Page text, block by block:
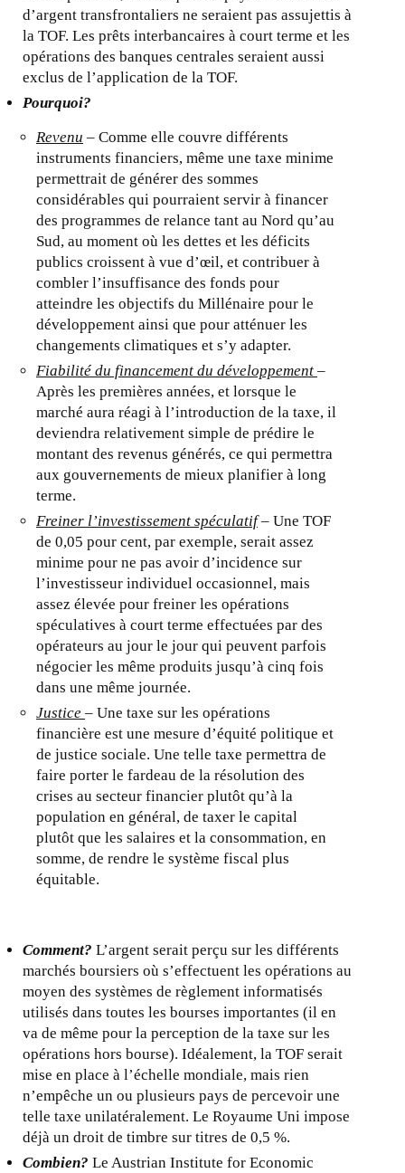
d’argent transfrontaliers ne seraient pas assujettis à
la TOF. Les prêts interbancaires à court terme et les
opérations des banques centrales seraient aussi
exclus de l’application de la TOF.
Pourquoi?
Revenu – Comme elle couvre différents
instruments financiers, même une taxe minime
permettrait de générer des sommes
considérables qui pourraient servir à financer
des programmes de relance tant au Nord qu’au
Sud, au moment où les dettes et les déficits
publics croissent à vue d’œil, et contribuer à
combler l’insuffisance des fonds pour
atteindre les objectifs du Millénaire pour le
développement ainsi que pour atténuer les
changements climatiques et s’y adapter.
Fiabilité du financement du développement –
Après les premières années, et lorsque le
marché aura réagi à l’introduction de la taxe, il
deviendra relativement simple de prédire le
montant des revenus générés, ce qui permettra
aux gouvernements de mieux planifier à long
terme.
Freiner l’investissement spéculatif– Une TOF
de 0,05 pour cent, par exemple, serait assez
minime pour ne pas avoir d’incidence sur
l’investisseur individuel occasionnel, mais
assez élevée pour freiner les opérations
spéculatives à court terme effectuées par des
opérateurs au jour le jour qui peuvent parfois
négocier les même produits jusqu’à cinq fois
dans une même journée.
Justice – Une taxe sur les opérations
financière est une mesure d’équité politique et
de justice sociale. Une telle taxe permettra de
faire porter le fardeau de la résolution des
crises au secteur financier plutôt qu’à la
population en général, de taxer le capital
plutôt que les salaires et la consommation, en
somme, de rendre le système fiscal plus
équitable.
Comment? L’argent serait perçu sur les différents
marchés boursiers où s’effectuent les opérations au
moyen des systèmes de règlement informatisés
utilisés dans toutes les bourses importantes (il en
va de même pour la perception de la taxe sur les
opérations hors bourse). Idéalement, la TOF serait
mise en place à l’échelle mondiale, mais rien
n’empêche un ou plusieurs pays de percevoir une
telle taxe unilatéralement. Le Royaume Uni impose
déjà un droit de timbre sur titres de 0,5 %.
Combien? Le Austrian Institute for Economic